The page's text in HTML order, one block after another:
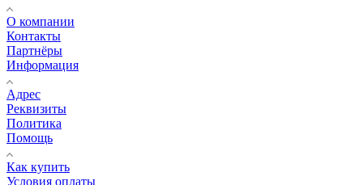
О компании
Контакты
Партнёры
Информация
Адрес
Реквизиты
Политика
Помощь
Как купить
Условия оплаты